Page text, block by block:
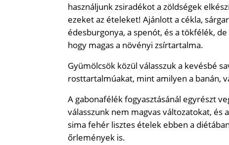
használjunk zsiradékot a zöldségek
ezeket az ételeket! Ajánlott a cékla,
édesburgonya, a spenót, és a tökfélék,
hogy magas a növényi zsírtartalma.
Gyümölcsök közül válasszuk a kevésbé
rosttartalmúakat, mint amilyen a banán,
A gabonafélék fogyasztásánál egyrészt
válasszunk nem magvas változatokat, és
sima fehér lisztes ételek ebben a
őrlemények is.